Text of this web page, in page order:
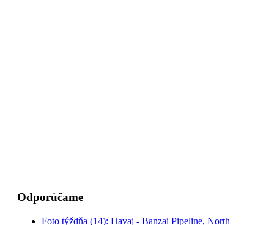
Odporúčame
Foto týždňa (14): Havaj - Banzai Pipeline, North